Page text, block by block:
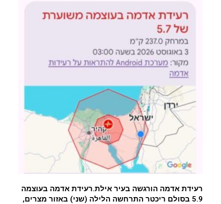
רעידת אדמה הורגשה בעיר אילת.רעידת אדמה בעוצמה
5.9 בסולם ריכטר התרחשה הלילה (שני) באזור מצרים,